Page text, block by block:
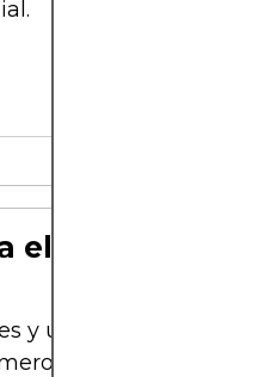
el Mundial 2026
y un después en la
con 48 equipos,